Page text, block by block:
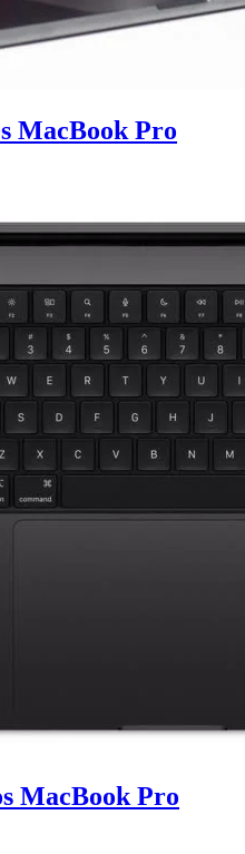
MacBook Pro
MacBook Pro